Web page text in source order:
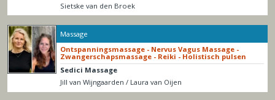
Sietske van den Broek
Massage
Ontspanningsmassage - Nervus Vagus Massage -
Zwangerschapsmassage - Reiki - Holistisch pulsen
Sedici Massage
Jill van Wijngaarden / Laura van Oijen